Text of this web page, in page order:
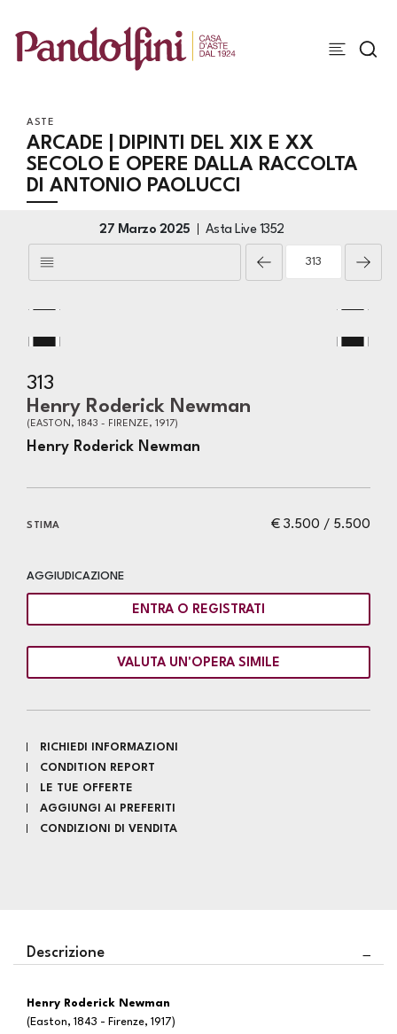
ASTE
ARCADE | DIPINTI DEL XIX E XX
SECOLO E OPERE DALLA RACCOLTA
DI ANTONIO PAOLUCCI
27 Marzo 2025 Asta Live 1352
313
Henry Roderick Newman
(EASTON, 1843 - FIRENZE, 1917)
Henry Roderick Newman
€ 3.500 / 5.500
STIMA
AGGIUDICAZIONE
ENTRA O REGISTRATI
VALUTA UN'OPERA SIMILE
RICHIEDI INFORMAZIONI
CONDITION REPORT
LE TUE OFFERTE
AGGIUNGI AI PREFERITI
CONDIZIONI DI VENDITA
Descrizione
Henry Roderick Newman
(Easton, 1843 - Firenze, 1917)